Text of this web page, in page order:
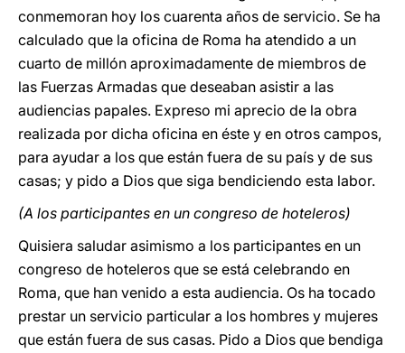
conmemoran hoy los cuarenta años de servicio. Se ha
calculado que la oficina de Roma ha atendido a un
cuarto de millón aproximadamente de miembros de
las Fuerzas Armadas que deseaban asistir a las
audiencias papales. Expreso mi aprecio de la obra
realizada por dicha oficina en éste y en otros campos,
para ayudar a los que están fuera de su país y de sus
casas; y pido a Dios que siga bendiciendo esta labor.
(A los participantes en un congreso de hoteleros)
Quisiera saludar asimismo a los participantes en un
congreso de hoteleros que se está celebrando en
Roma, que han venido a esta audiencia. Os ha tocado
prestar un servicio particular a los hombres y mujeres
que están fuera de sus casas. Pido a Dios que bendiga